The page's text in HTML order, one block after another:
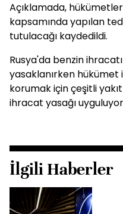
Açıklamada,
kapsamında yapılan
tutulacağı kaydedildi.
Rusya'da benzin
yasaklanırken hükümet
korumak için çeşitli
ihracat yasağı
İlgili Haberler